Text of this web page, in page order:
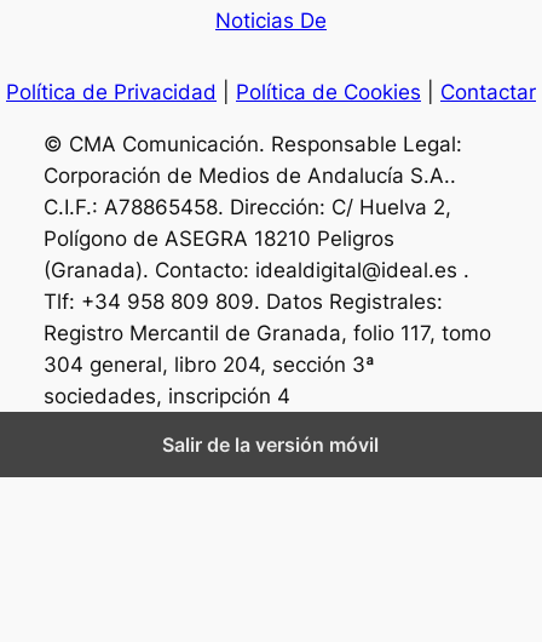
Noticias De
Política de Privacidad Política de Cookies Contactar
© CMA Comunicación. Responsable Legal:
Corporación de Medios de Andalucía S.A..
C.I.F.: A78865458. Dirección: C/ Huelva 2,
Polígono de ASEGRA 18210 Peligros
(Granada). Contacto: idealdigital@ideal.es .
Tlf: +34 958 809 809. Datos Registrales:
Registro Mercantil de Granada, folio 117, tomo
304 general, libro 204, sección 3ª
sociedades, inscripción 4
Salir de la versión móvil